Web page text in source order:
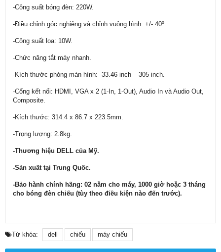
-Công suất bóng đèn: 220W.
-Điều chỉnh góc nghiêng và chỉnh vuông hình: +/- 40º.
-Công suất loa: 10W.
-Chức năng tắt máy nhanh.
-Kích thước phóng màn hình: 33.46 inch – 305 inch.
-Cổng kết nối: HDMI, VGA x 2 (1-In, 1-Out), Audio In và Audio Out,
Composite.
-Kích thước: 314.4 x 86.7 x 223.5mm.
-Trọng lượng: 2.8kg.
-Thương hiệu DELL của Mỹ.
-Sản xuất tại Trung Quốc.
-Bảo hành chính hãng: 02 năm cho máy, 1000 giờ hoặc 3 tháng
cho bóng đèn chiếu (tùy theo điều kiện nào đến trước).
Từ khóa: dell chiếu máy chiếu